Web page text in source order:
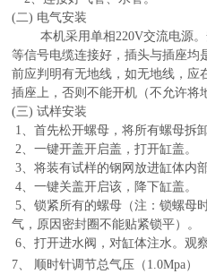
(二) 电气安装
本机采用单相220V交流电源
等信号电缆连接好，插头与插座均
前应判明有无地线，如无地线，应
插座上，否则不能开机（不允许将
(三) 试样安装
1、首先松开螺母，将所有螺母拆
2、一键开盖开启盖，打开缸盖。
3、将装有试样的钢网放进缸体内
4、一键关盖开启该，降下缸盖。
5、锁紧所有的螺母（注：锁螺母
气，原因密封圈不能贴紧锁平）。
6、打开进水阀，对缸体注水。观
7、 顺时针调节总气压 （1.0Mpa）